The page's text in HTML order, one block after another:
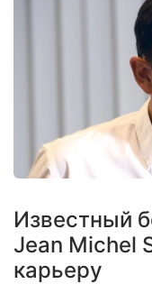
Известный
Jean Michel
карьеру